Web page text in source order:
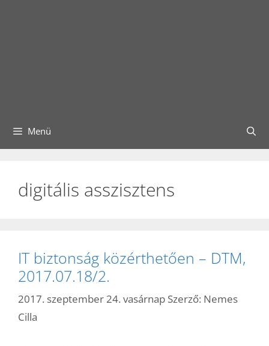
Menü
digitális asszisztens
IT biztonság közérthetően – DTM,
2017.07.18/2.
2017. szeptember 24. vasárnap Szerző: Nemes
Cilla